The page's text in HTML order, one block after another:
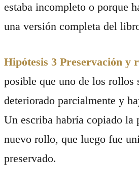
estaba incompleto o porque
una versión completa del
Hipótesis 3 Preservación y
posible que uno de los rollos
deteriorado parcialmente y
Un escriba habría copiado la
nuevo rollo, que luego fue
preservado.